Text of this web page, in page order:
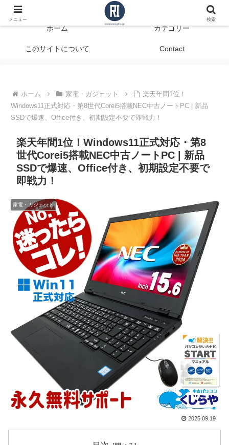
データで見る、本当に役立つ商品レビュー
ホーム カテゴリー
このサイトについて Contact
ホーム 家電・ガジェット
楽天年間1位！
Windows11正式対応・第8世代Corei5搭載NEC中古ノートPC | 新品
SSDで爆速、Office付き、初期設定不要で即戦力！
楽天年間1位！Windows11正式対応・第8
世代Corei5搭載NEC中古ノートPC | 新品
SSDで爆速、Office付き、初期設定不要で
即戦力！
家電・ガジェット
2025.09.19
メニュー 検索